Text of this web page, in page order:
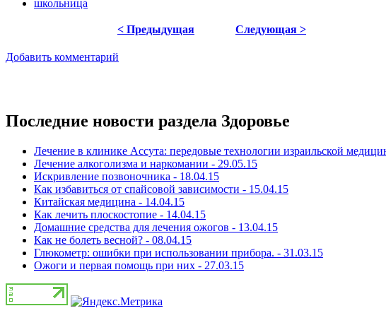
школьница
< Предыдущая Следующая >
Добавить комментарий
Последние новости раздела Здоровье
Лечение в клинике Ассута: передовые технологии израильской
Лечение алкоголизма и наркомании - 29.05.15
Искривление позвоночника - 18.04.15
Как избавиться от спайсовой зависимости - 15.04.15
Китайская медицина - 14.04.15
Как лечить плоскостопие - 14.04.15
Домашние средства для лечения ожогов - 13.04.15
Как не болеть весной? - 08.04.15
Глюкометр: ошибки при использовании прибора. - 31.03.15
Ожоги и первая помощь при них - 27.03.15